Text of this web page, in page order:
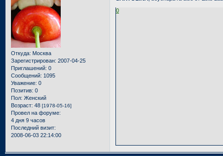
Откуда: Москва
Зарегистрирован: 2007-04-25
Приглашений: 0
Сообщений: 1095
Уважение: 0
Позитив: 0
Пол: Женский
Возраст: 48 [1978-05-16]
Провел на форуме:
4 дня 9 часов
Последний визит:
2008-06-03 22:14:00
0